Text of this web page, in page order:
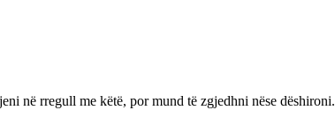
në rregull me këtë, por mund të zgjedhni nëse dëshironi.